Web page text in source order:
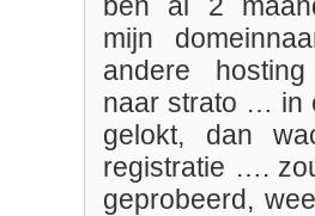
ben al 2
mijn
andere
naar strato … in
gelokt, dan
registratie ….
geprobeerd,